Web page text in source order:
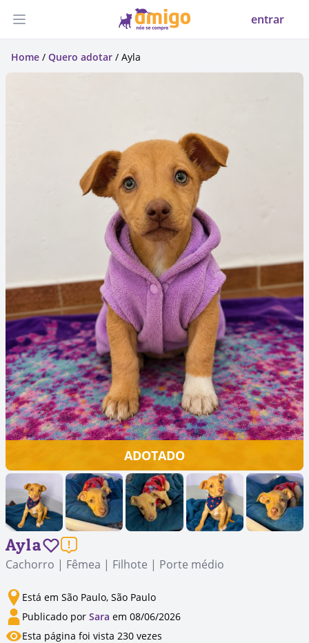
Abrir menu entrar
Home / Quero adotar / Ayla
ADOTADO
Ayla
Cachorro | Fêmea | Filhote | Porte médio
Está em São Paulo, São Paulo
Publicado por Sara em 08/06/2026
Esta página foi vista 230 vezes